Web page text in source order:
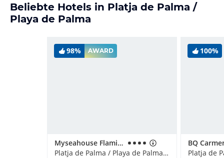
Beliebte Hotels in Platja de Palma /
Playa de Palma
98% AWARD
Myseahouse Flamingo - Adults only
Platja de Palma / Playa de Palma, Spanien
100%